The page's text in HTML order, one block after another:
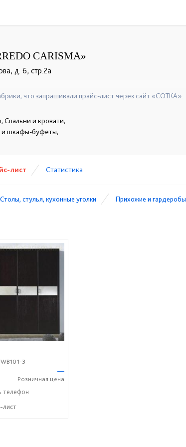
CARISMA»
д. 6, стр.2а
что запрашивали прайс-лист через сайт «СОТКА».
Спальни и кровати,
и шкафы-буфеты,
лист Статистика
Столы, стулья, кухонные уголки Прихожие и гардеробы
3
—
Розничная цена
81-67
телефон
лист